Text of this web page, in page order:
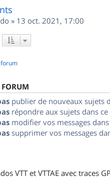
» 13 oct. 2021, 17:00
forum
publier de nouveaux sujets
répondre aux sujets dans
modifier vos messages
supprimer vos messages
VTT et VTTAE avec traces